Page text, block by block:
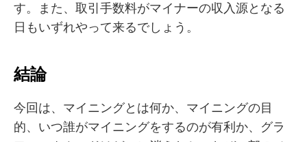
す。また、取引手数料がマイナーの収入源となる
日もいずれやって来るでしょう。
結論
今回は、マイニングとは何か、マイニングの目
的、いつ誰がマイニングをするのが有利か、グラ